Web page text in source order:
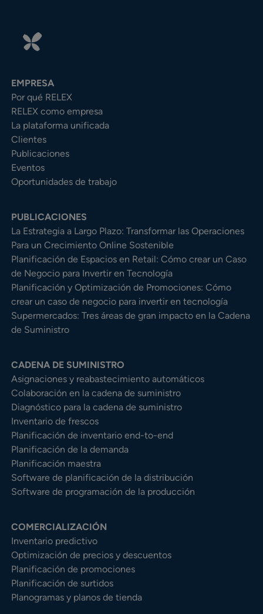
EMPRESA
Por qué RELEX
RELEX como empresa
La plataforma unificada
Clientes
Publicaciones
Eventos
Oportunidades de trabajo
PUBLICACIONES
La Estrategia a Largo Plazo: Transformar las Operaciones
Para un Crecimiento Online Sostenible
Planificación de Espacios en Retail: Cómo crear un Caso
de Negocio para Invertir en Tecnología
Planificación y Optimización de Promociones: Cómo
crear un caso de negocio para invertir en tecnología
Supermercados: Tres áreas de gran impacto en la Cadena
de Suministro
CADENA DE SUMINISTRO
Asignaciones y reabastecimiento automáticos
Colaboración en la cadena de suministro
Diagnóstico para la cadena de suministro
Inventario de frescos
Planificación de inventario end-to-end
Planificación de la demanda
Planificación maestra
Software de planificación de la distribución
Software de programación de la producción
COMERCIALIZACIÓN
Inventario predictivo
Optimización de precios y descuentos
Planificación de promociones
Planificación de surtidos
Planogramas y planos de tienda